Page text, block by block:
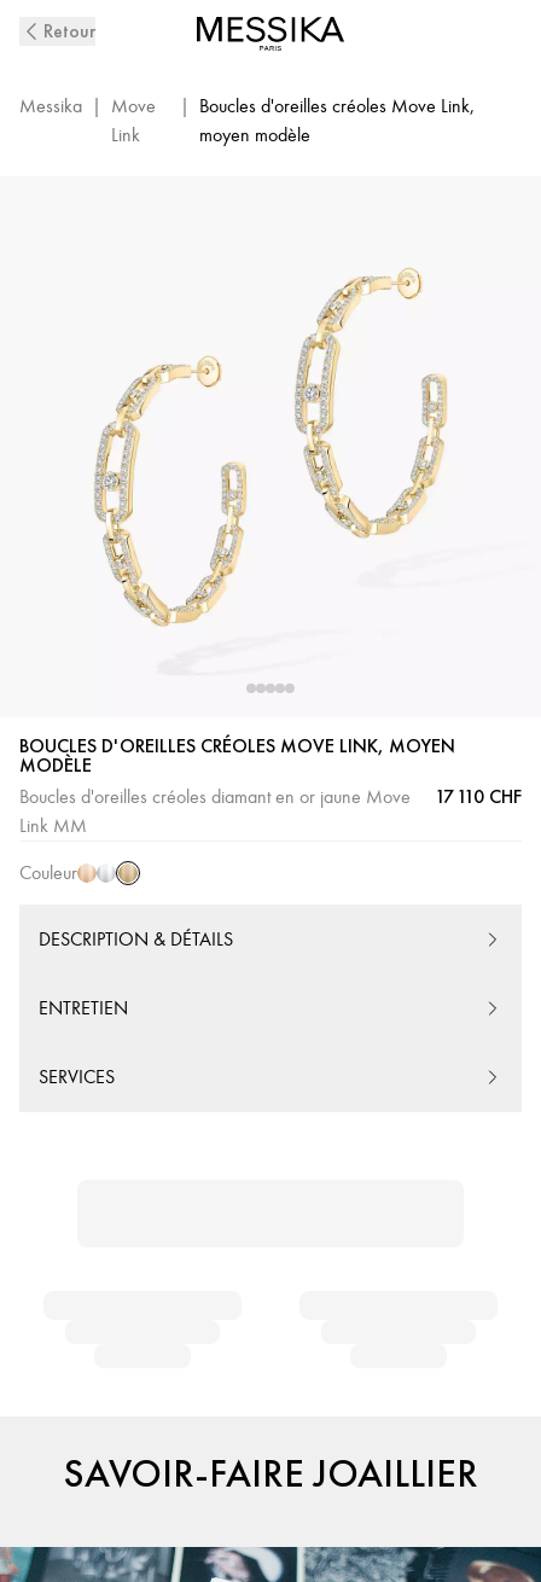
D'Oreilles
Diamant
Retour
Messika |
Move
Link
|
Boucles d'oreilles créoles Move Link,
moyen modèle
BOUCLES D'OREILLES CRÉOLES MOVE LINK, MOYEN
MODÈLE
Boucles d'oreilles créoles diamant en or jaune Move
Link MM
17 110 CHF
Couleur
Or
Rose
Jaune
DESCRIPTION & DÉTAILS
ENTRETIEN
SERVICES
SAVOIR-FAIRE JOAILLIER